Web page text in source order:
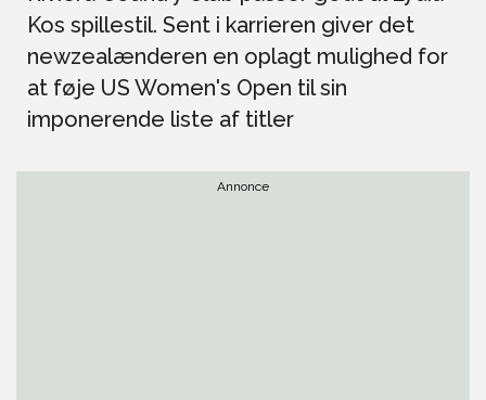
Kos spillestil. Sent i karrieren giver det
newzealænderen en oplagt mulighed for
at føje US Women's Open til sin
imponerende liste af titler
Annonce